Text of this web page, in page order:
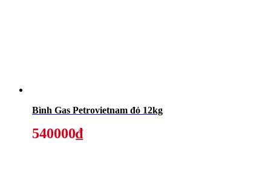
Bình Gas Petrovietnam đỏ 12kg
540000₫